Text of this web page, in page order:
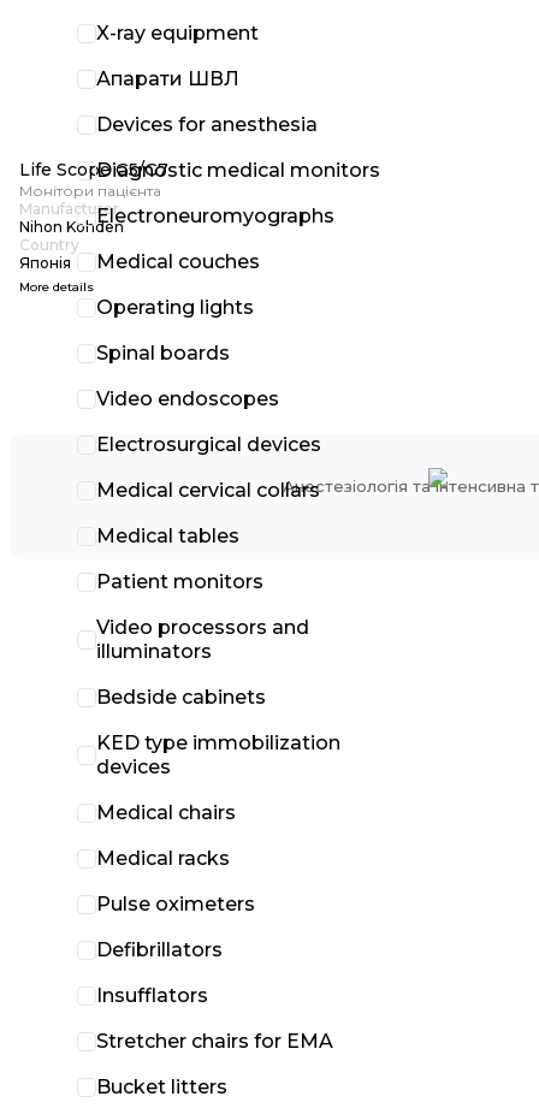
X-ray equipment
Апарати ШВЛ
Devices for anesthesia
Diagnostic medical monitors
Electroneuromyographs
Medical couches
Operating lights
Spinal boards
Video endoscopes
Electrosurgical devices
Medical cervical collars
Medical tables
Patient monitors
Video processors and
illuminators
Bedside cabinets
KED type immobilization
devices
Medical chairs
Medical racks
Pulse oximeters
Defibrillators
Insufflators
Stretcher chairs for EMA
Bucket litters
Life Scope G5/G7
Монітори пацієнта
Manufacturer
Nihon Kohden
Country
Японія
More details
Анестезіологія та інтенсивна